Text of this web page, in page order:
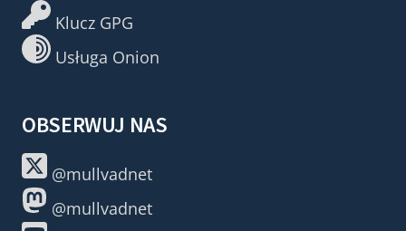
Klucz GPG
Usługa Onion
OBSERWUJ NAS
@mullvadnet
@mullvadnet